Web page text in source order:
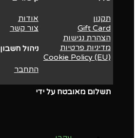
תשלום מאובטח על ידי
אודות
צור קשר
ניהול חשבון
התחבר
תקנון
Gift Card
הצהרת נגישות
מדיניות פרטיות
Cookie Policy (EU)